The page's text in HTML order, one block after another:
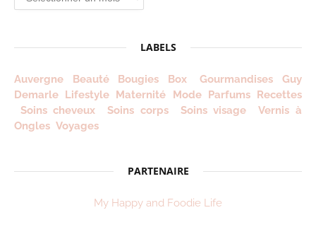
depuis
LABELS
Auvergne Beauté Bougies Box Gourmandises
Guy
Demarle Lifestyle Maternité Mode Parfums Recettes
Soins cheveux
Soins corps Soins visage
Vernis à
Ongles Voyages
PARTENAIRE
My Happy and Foodie Life